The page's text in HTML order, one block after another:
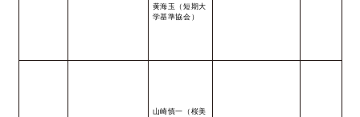
黄海玉（短期大
学基準協会）
山崎慎一（桜美